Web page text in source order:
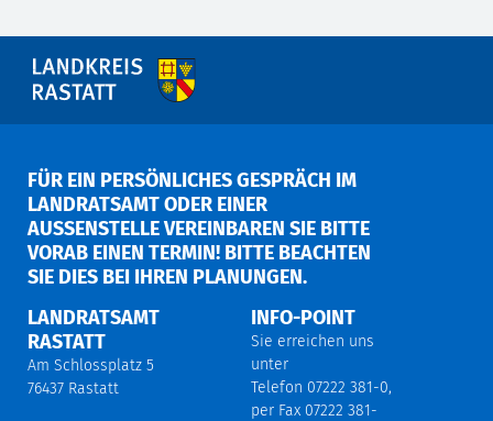
FÜR EIN PERSÖNLICHES GESPRÄCH IM
LANDRATSAMT ODER EINER
AUSSENSTELLE VEREINBAREN SIE BITTE V
ORAB EINEN TERMIN! BITTE BEACHTEN S
IE DIES BEI IHREN PLANUNGEN.
LANDRATSAMT
RASTATT
Am Schlossplatz 5
76437 Rastatt
INFO-POINT
Sie erreichen uns
unter
Telefon 07222 381-0,
per Fax 07222 381-